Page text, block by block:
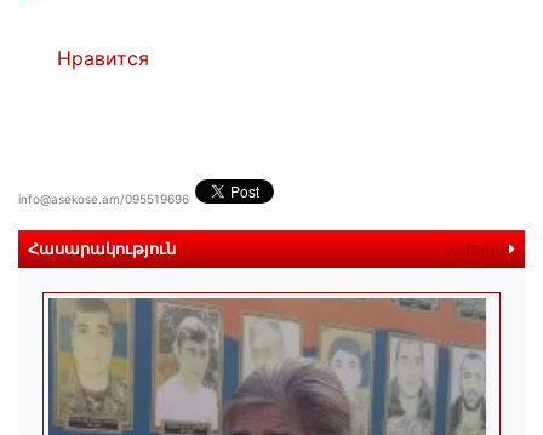
Нравится
info@asekose.am/095519696
Հասարակություն ավելին